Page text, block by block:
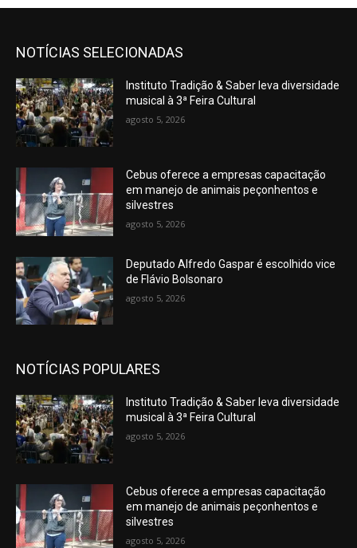
NOTÍCIAS SELECIONADAS
Instituto Tradição & Saber leva diversidade
musical à 3ª Feira Cultural
agosto 5, 2026
Cebus oferece a empresas capacitação
em manejo de animais peçonhentos e
silvestres
agosto 5, 2026
Deputado Alfredo Gaspar é escolhido vice
de Flávio Bolsonaro
agosto 5, 2026
NOTÍCIAS POPULARES
Instituto Tradição & Saber leva diversidade
musical à 3ª Feira Cultural
agosto 5, 2026
Cebus oferece a empresas capacitação
em manejo de animais peçonhentos e
silvestres
agosto 5, 2026